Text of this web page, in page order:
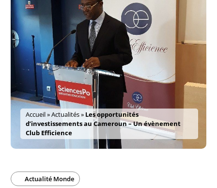
Accueil»Actualités» Les opportunités
d’investissements au Cameroun – Un évènement
Club Efficience
Actualité Monde